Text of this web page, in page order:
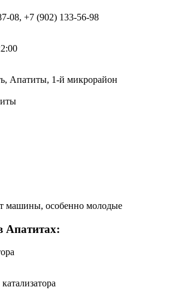
08, +7 (902) 133-56-98
Апатиты, 1-й микрорайон
машины, особенно молодые
Апатитах: